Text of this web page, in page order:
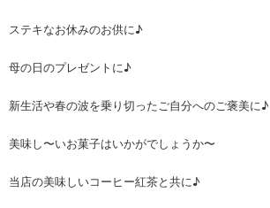
ステキなお休みのお供に♪
母の日のプレゼントに♪
新生活や春の波を乗り切ったご自分へのご褒美に♪
美味し〜いお菓子はいかがでしょうか〜
当店の美味しいコーヒー紅茶と共に♪